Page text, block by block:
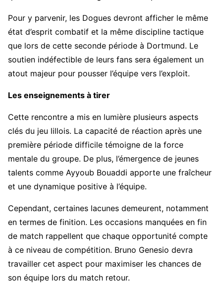
Pour y parvenir, les Dogues devront afficher le même
état d’esprit combatif et la même discipline tactique
que lors de cette seconde période à Dortmund. Le
soutien indéfectible de leurs fans sera également un
atout majeur pour pousser l’équipe vers l’exploit.
Les enseignements à tirer
Cette rencontre a mis en lumière plusieurs aspects
clés du jeu lillois. La capacité de réaction après une
première période difficile témoigne de la force
mentale du groupe. De plus, l’émergence de jeunes
talents comme Ayyoub Bouaddi apporte une fraîcheur
et une dynamique positive à l’équipe.
Cependant, certaines lacunes demeurent, notamment
en termes de finition. Les occasions manquées en fin
de match rappellent que chaque opportunité compte
à ce niveau de compétition. Bruno Genesio devra
travailler cet aspect pour maximiser les chances de
son équipe lors du match retour.